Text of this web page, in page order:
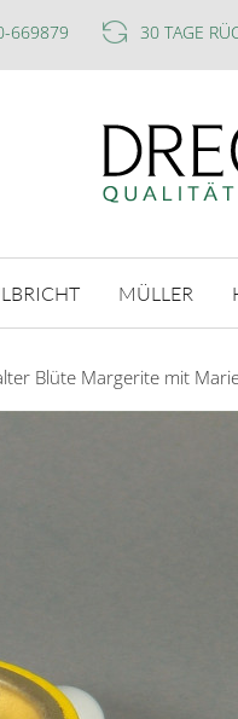
669879 30 TAGE
MÜLLER
Blüte Margerite mit